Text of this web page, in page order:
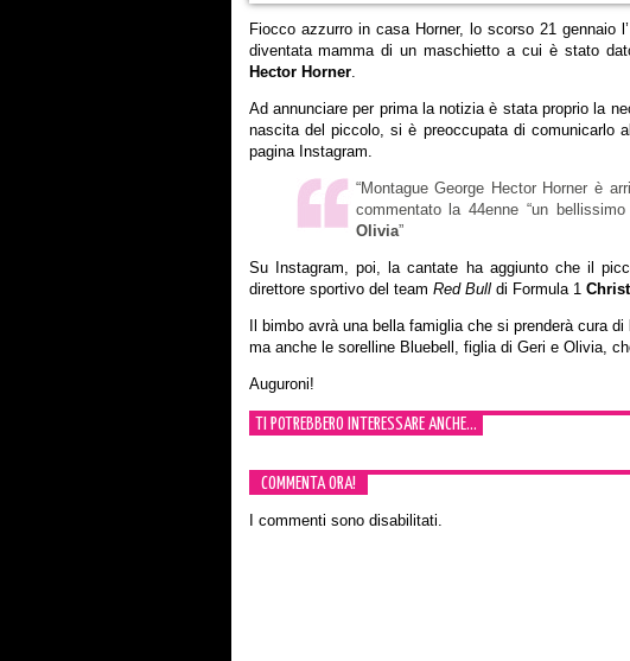
Fiocco azzurro in casa Horner, lo scorso 21 gennaio
diventata mamma di un maschietto a cui è stato
Hector Horner.
Ad annunciare per prima la notizia è stata proprio la
nascita del piccolo, si è preoccupata di comunicarlo
pagina Instagram.
“Montague George Hector Horner è
commentato la 44enne “un
Olivia”
Su Instagram, poi, la cantate ha aggiunto che il
direttore sportivo del team Red Bulldi Formula 1
Il bimbo avrà una bella famiglia che si prenderà cura
ma anche le sorelline Bluebell, figlia di Geri e Olivia,
Auguroni!
TI POTREBBERO INTERESSARE ANCHE...
COMMENTA ORA!
I commenti sono disabilitati.